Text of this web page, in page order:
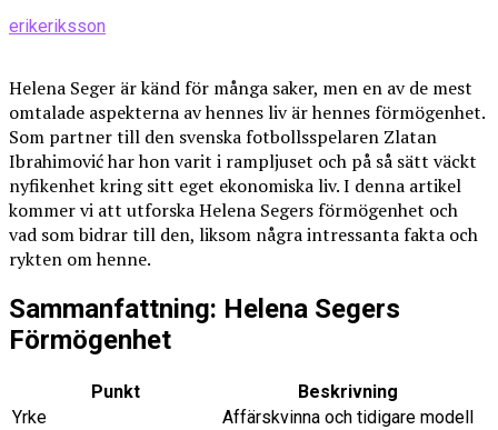
erikeriksson
Helena Seger är känd för många saker, men en av de mest
omtalade aspekterna av hennes liv är hennes förmögenhet.
Som partner till den svenska fotbollsspelaren Zlatan
Ibrahimović har hon varit i rampljuset och på så sätt väckt
nyfikenhet kring sitt eget ekonomiska liv. I denna artikel
kommer vi att utforska Helena Segers förmögenhet och
vad som bidrar till den, liksom några intressanta fakta och
rykten om henne.
Sammanfattning: Helena Segers
Förmögenhet
Punkt
Beskrivning
Yrke
Affärskvinna och tidigare modell